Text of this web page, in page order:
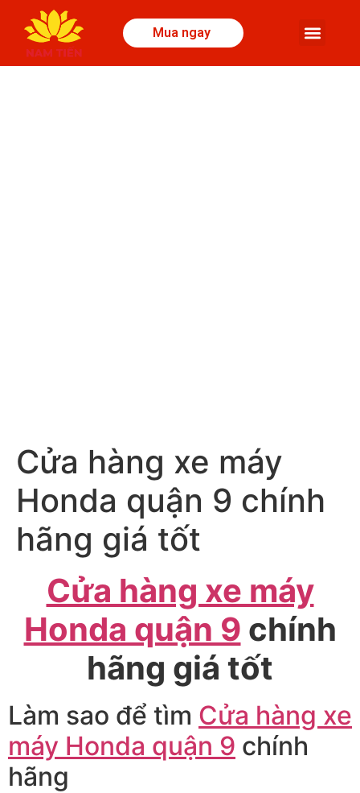
Mua ngay
Cửa hàng xe máy
Honda quận 9 chính
hãng giá tốt
Cửa hàng xe máy
Honda quận 9 chính
hãng giá tốt
Làm sao để tìm Cửa hàng xe
máy Honda quận 9 chính
hãng